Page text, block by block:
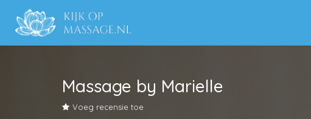
Massage by Marielle
Voeg recensie toe